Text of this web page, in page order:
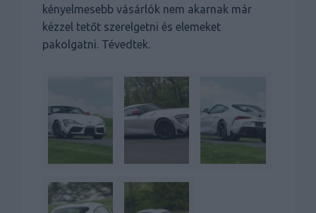
kényelmesebb vásárlók nem akarnak már
kézzel tetőt szerelgetni és elemeket
pakolgatni. Tévedtek.